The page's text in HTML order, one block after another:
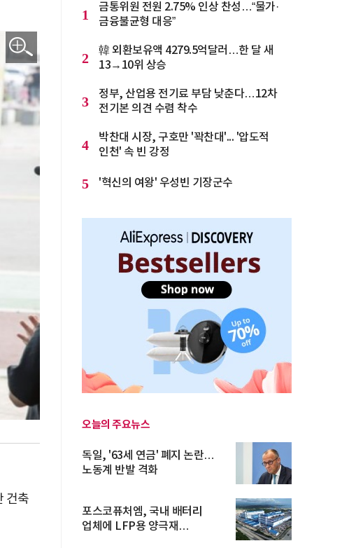
건축
1
금통위원 전원 2.75% 인상 찬성…“물가·
금융불균형 대응”
2
韓 외환보유액 4279.5억달러…한 달 새
13→10위 상승
3
정부, 산업용 전기료 부담 낮춘다…12차
전기본 의견 수렴 착수
4
박찬대 시장, 구호만 '꽉찬대'... '압도적
인천' 속 빈 강정
5 '혁신의 여왕' 우성빈 기장군수
오늘의 주요뉴스
독일, '63세 연금' 폐지 논란…
노동계 반발 격화
포스코퓨처엠, 국내 배터리
업체에 LFP용 양극재